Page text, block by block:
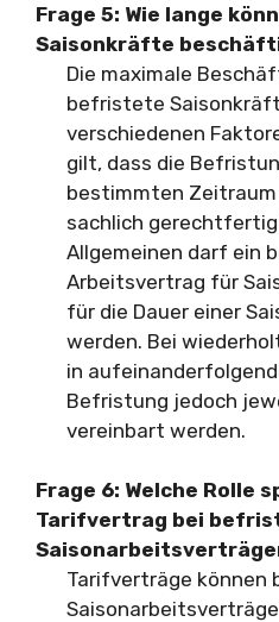
Frage 5: Wie lange
Saisonkräfte
Die maximale
befristete
verschiedenen
gilt, dass die
bestimmten
sachlich
Allgemeinen darf ein
Arbeitsvertrag für
für die Dauer einer
werden. Bei
in
Befristung jedoch
vereinbart werden.
Frage 6: Welche Rolle
Tarifvertrag bei
Tarifverträge können